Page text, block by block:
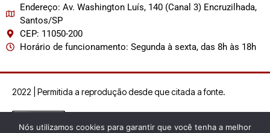
Endereço: Av. Washington Luís, 140 (Canal 3) Encruzilhada,
Santos/SP
CEP: 11050-200
Horário de funcionamento: Segunda à sexta, das 8h às 18h
2022 | Permitida a reprodução desde que citada a fonte.
Nós utilizamos cookies para garantir que você tenha a melhor